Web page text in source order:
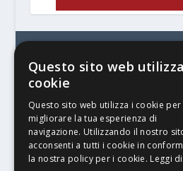
© Stratego Group –
racconta le innovazioni
aziende di stampa e di
riferimento per chi opera in Italia
comunicazione stampata. Oltre
propria community diversi servizi
Lavoro, la Print Connection, i
Questo sito web utilizza
cookie
Questo sito web utilizza i cookie per
migliorare la tua esperienza di
navigazione. Utilizzando il nostro
acconsenti a tutti i cookie in
la nostra policy per i cookie. Leggi